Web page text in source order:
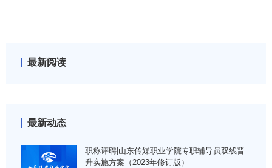
最新阅读
最新动态
职称评聘|山东传媒职业学院专职辅导员双线晋
升实施方案（2023年修订版）